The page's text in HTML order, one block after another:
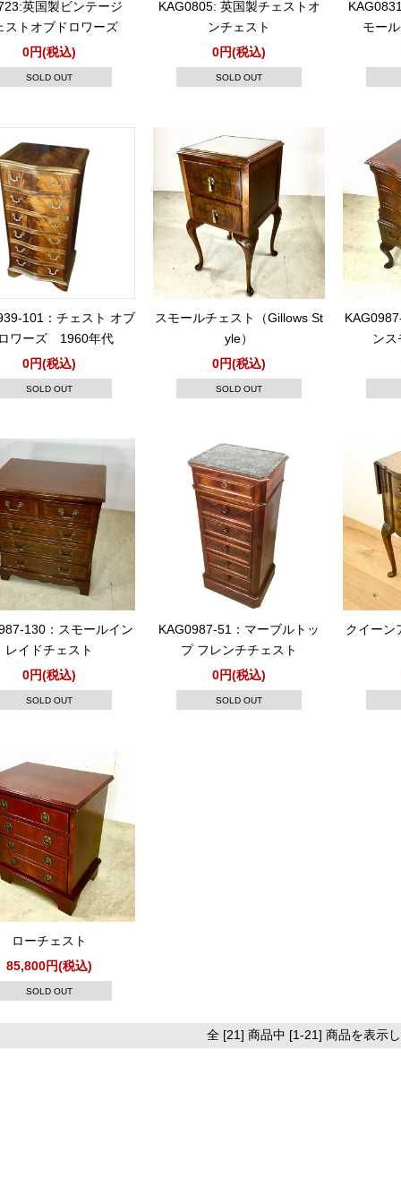
英国製ビンテージ
ストオブドロワーズ
0円(税込)
SOLD OUT
KAG0805: 英国製チェストオ
ンチェスト
0円(税込)
SOLD OUT
モー
101：チェスト オブ
ワーズ 1960年代
0円(税込)
SOLD OUT
スモールチェスト（Gillows St
yle）
0円(税込)
SOLD OUT
ンス
130：スモールイン
レイドチェスト
0円(税込)
SOLD OUT
KAG0987-51：マーブルトッ
プ フレンチチェスト
0円(税込)
SOLD OUT
クイーン
ローチェスト
85,800円(税込)
SOLD OUT
全 [21] 商品中 [1-21] 商品を表示し